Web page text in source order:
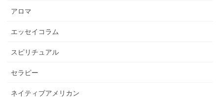
アロマ
エッセイコラム
スピリチュアル
セラピー
ネイティブアメリカン